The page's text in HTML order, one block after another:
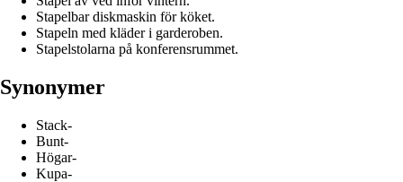
Stapelbar diskmaskin för köket.
Stapeln med kläder i garderoben.
Stapelstolarna på konferensrummet.
Synonymer
Stack-
Bunt-
Högar-
Kupa-